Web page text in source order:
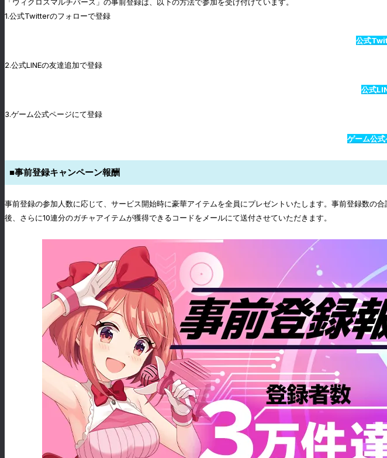
1.公式Twitterのフォローで登録
公式
2.公式LINEの友達追加で登録
公式
3.ゲーム公式ページにて登録
ゲーム公
■事前登録キャンペーン報酬
事前登録の参加人数に応じて、サービス開始時に豪華アイテムを全員にプレゼントいたします。事前登録数
後、さらに10連分のガチャアイテムが獲得できるコードをメールにて送付させていただきます。